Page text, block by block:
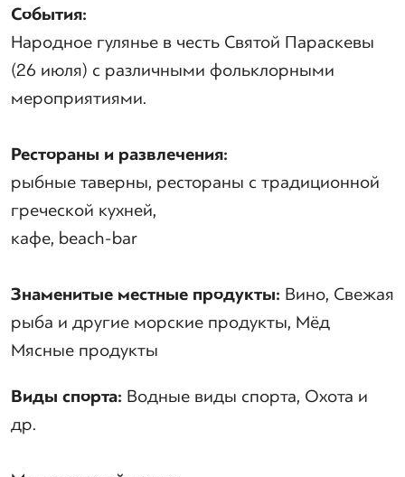
События:
Народное гулянье в честь Святой Параскевы
(26 июля) с различными фольклорными
мероприятиями.
Рестораны и развлечения:
рыбные таверны, рестораны с традиционной
греческой кухней,
кафе, beach-bar
Знаменитые местные продукты: Вино, Свежая
рыба и другие морские продукты, Мёд
Мясные продукты
Виды спорта: Водные виды спорта, Охота и
др.